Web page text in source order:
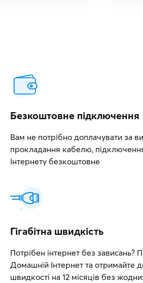
Безкоштовне підключення
Вам не потрібно доплачувати за
прокладання кабелю,
Інтернету безкоштовне
Гігабітна швидкість
Потрібен інтернет без зависань?
Домашній Інтернет та отримайте
швидкості на 12 місяців без